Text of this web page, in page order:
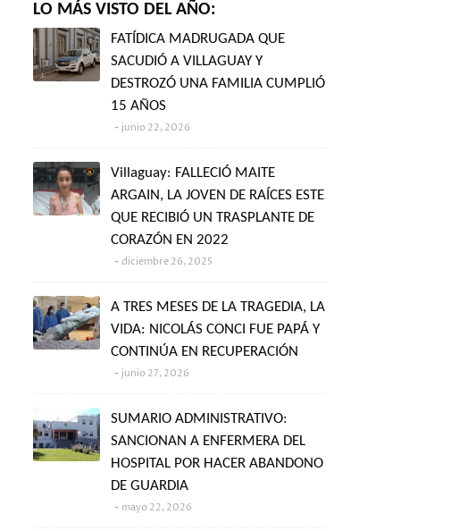
LO MÁS VISTO DEL AÑO:
FATÍDICA MADRUGADA QUE
SACUDIÓ A VILLAGUAY Y
DESTROZÓ UNA FAMILIA CUMPLIÓ
15 AÑOS
junio 22, 2026
Villaguay: FALLECIÓ MAITE
ARGAIN, LA JOVEN DE RAÍCES ESTE
QUE RECIBIÓ UN TRASPLANTE DE
CORAZÓN EN 2022
diciembre 26, 2025
A TRES MESES DE LA TRAGEDIA, LA
VIDA: NICOLÁS CONCI FUE PAPÁ Y
CONTINÚA EN RECUPERACIÓN
junio 27, 2026
SUMARIO ADMINISTRATIVO:
SANCIONAN A ENFERMERA DEL
HOSPITAL POR HACER ABANDONO
DE GUARDIA
mayo 22, 2026